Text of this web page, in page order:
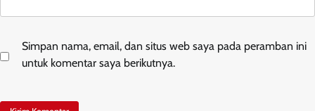
Simpan nama, email, dan situs web saya pada peramban ini
untuk komentar saya berikutnya.